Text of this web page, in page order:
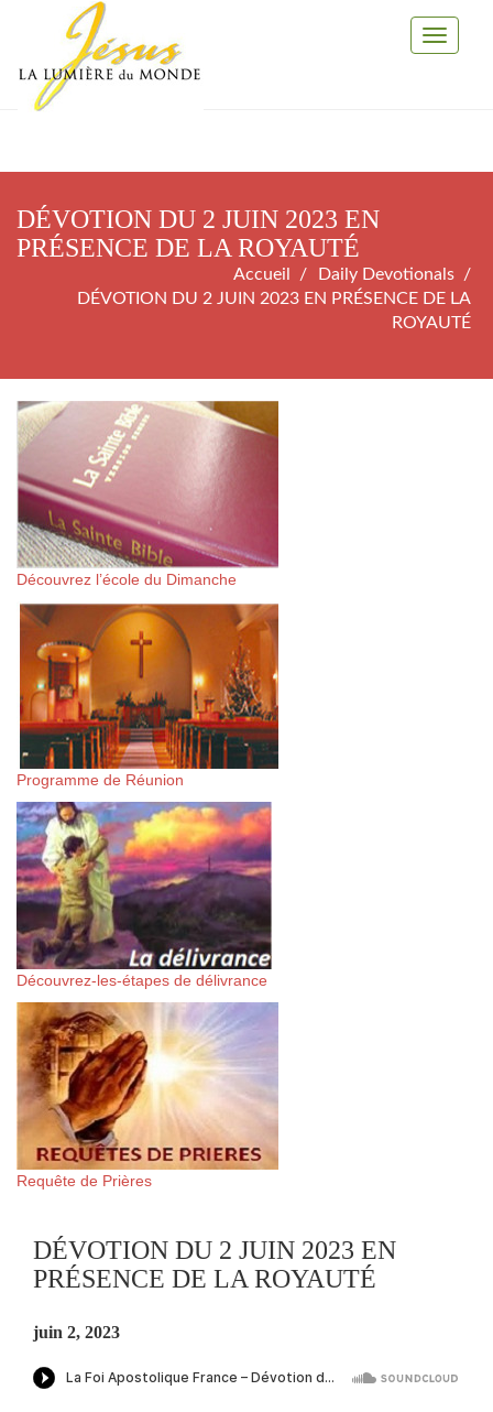
Toggle
DÉVOTION DU 2 JUIN 2023 EN
PRÉSENCE DE LA ROYAUTÉ
Accueil
Daily Devotionals
DÉVOTION DU 2 JUIN 2023 EN PRÉSENCE DE LA
ROYAUTÉ
Découvrez l’école du Dimanche
Programme de Réunion
Découvrez-les-étapes de délivrance
Requête de Prières
DÉVOTION DU 2 JUIN 2023 EN
PRÉSENCE DE LA ROYAUTÉ
juin 2, 2023